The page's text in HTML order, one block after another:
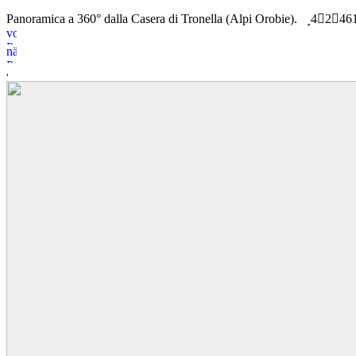
Panoramica a 360° dalla Casera di Tronella (Alpi Orobie). 4 2